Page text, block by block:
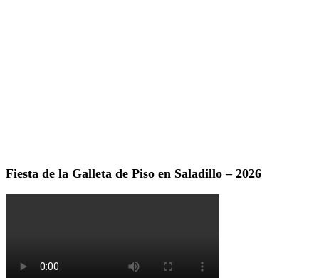
Fiesta de la Galleta de Piso en Saladillo – 2026